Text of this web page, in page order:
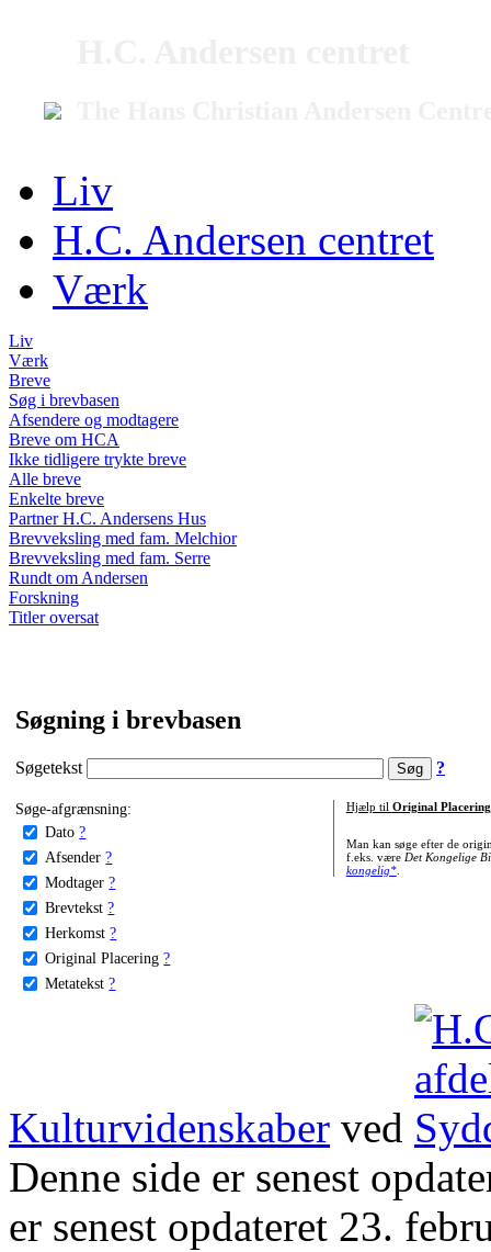
Liv
H.C. Andersen centret
Værk
Liv
Værk
Breve
Søg i brevbasen
Afsendere og modtagere
Breve om HCA
Ikke tidligere trykte breve
Alle breve
Enkelte breve
Partner H.C. Andersens Hus
Brevveksling med fam. Melchior
Brevveksling med fam. Serre
Rundt om Andersen
Forskning
Titler oversat
Søgning i brevbasen
Søgetekst ?
Søge-afgrænsning:
Dato ?
Afsender ?
Modtager ?
Brevtekst ?
Herkomst ?
Original Placering ?
Metatekst ?
Hjælp til Original Placering
Man kan søge efter de
f.eks. være Det Kongelige
kongelig*.
Kulturvidenskaber ved
Denne side er senest
er senest opdateret 23.